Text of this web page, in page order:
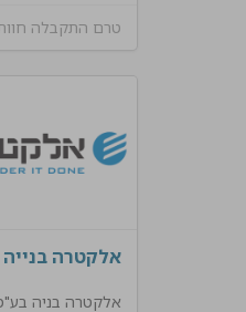
טרם התקבלה
אלקטרה בנייה
אלקטרה בניה